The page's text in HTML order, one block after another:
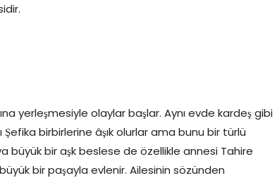
yerleşmesiyle olaylar başlar. Aynı evde kardeş gibi
Şefika birbirlerine âşık olurlar ama bunu bir türlü
büyük bir aşk beslese de özellikle annesi Tahire
bir paşayla evlenir. Ailesinin sözünden